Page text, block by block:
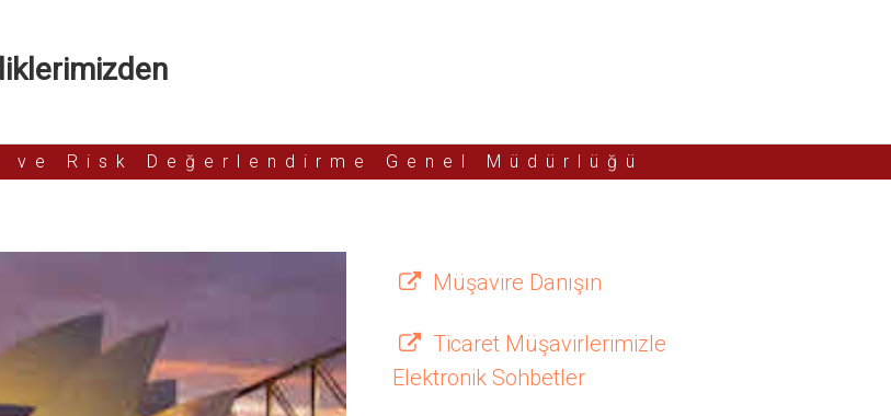
Risk Değerlendirme Genel Müdürlüğü
Müşavire Danışın
Ticaret Müşavirlerimizle
Elektronik Sohbetler